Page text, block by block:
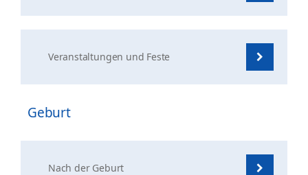
Veranstaltungen und Feste
Geburt
Nach der Geburt